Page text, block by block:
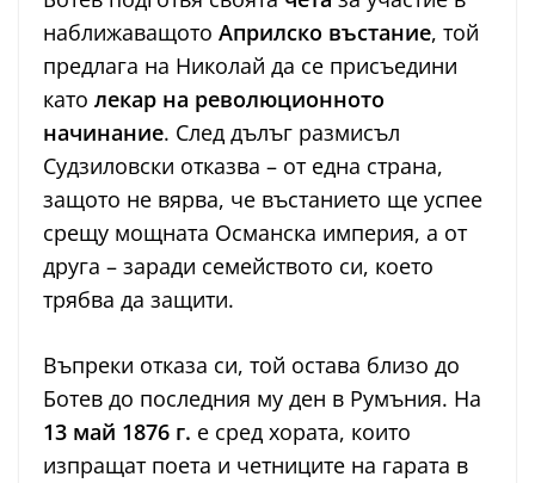
наближаващото Априлско въстание, той
предлага на Николай да се присъедини
като лекар на революционното
начинание. След дълъг размисъл
Судзиловски отказва – от една страна,
защото не вярва, че въстанието ще успее
срещу мощната Османска империя, а от
друга – заради семейството си, което
трябва да защити.
Въпреки отказа си, той остава близо до
Ботев до последния му ден в Румъния. На
13 май 1876 г. е сред хората, които
изпращат поета и четниците на гарата в